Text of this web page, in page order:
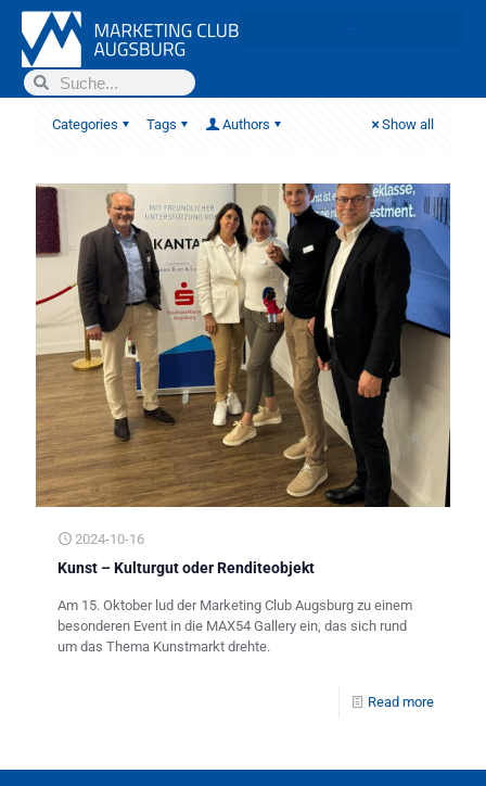
Categories Tags Authors Show all
2024-10-16
Kunst – Kulturgut oder Renditeobjekt
Am 15. Oktober lud der Marketing Club Augsburg zu einem
besonderen Event in die MAX54 Gallery ein, das sich rund
um das Thema Kunstmarkt drehte.
Read more